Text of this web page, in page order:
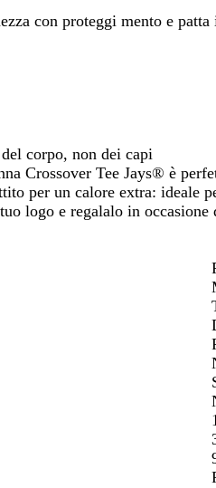
con proteggi mento e patta
corpo, non dei capi
Crossover Tee Jays® è
per un calore extra: ideale
logo e regalalo in occasione